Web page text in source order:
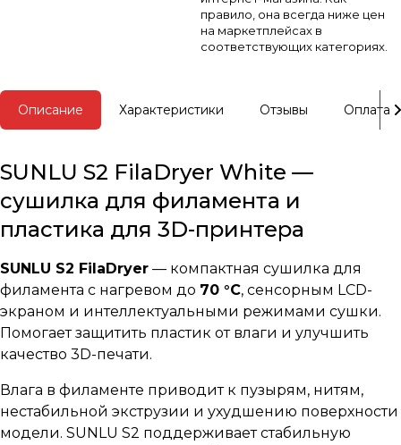
правило, она всегда ниже цен
на маркетплейсах в
соответствующих категориях.
Описание Характеристики Отзывы Оплата
SUNLU S2 FilaDryer White —
сушилка для филамента и
пластика для 3D-принтера
SUNLU S2 FilaDryer — компактная сушилка для
филамента с нагревом до 70 °C, сенсорным LCD-
экраном и интеллектуальными режимами сушки.
Помогает защитить пластик от влаги и улучшить
качество 3D-печати.
Влага в филаменте приводит к пузырям, нитям,
нестабильной экструзии и ухудшению поверхности
модели. SUNLU S2 поддерживает стабильную